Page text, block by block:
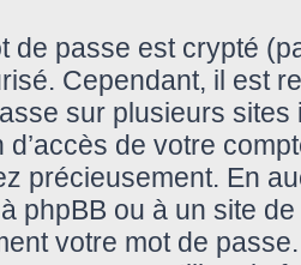
de passe est crypté
Cependant, il est
sur plusieurs
d’accès de votre
précieusement. En
phpBB ou à un site
votre mot de